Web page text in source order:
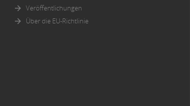
Veröffentlichungen
Über die EU-Richtlinie